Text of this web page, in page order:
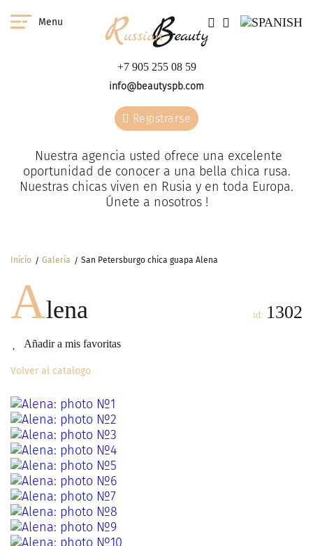
Menu
+7 905 255 08 59
info@beautyspb.com
Registrarse
Nuestra agencia usted ofrece una excelente
oportunidad de conocer a una bella chica rusa.
Nuestras сhicas viven en Rusia y en toda Europa.
Únete a nosotros !
Inicio Galeria San Petersburgo chica guapa Alena
Alena
Añadir a mis favoritas
id: 1302
Volver al catalogo